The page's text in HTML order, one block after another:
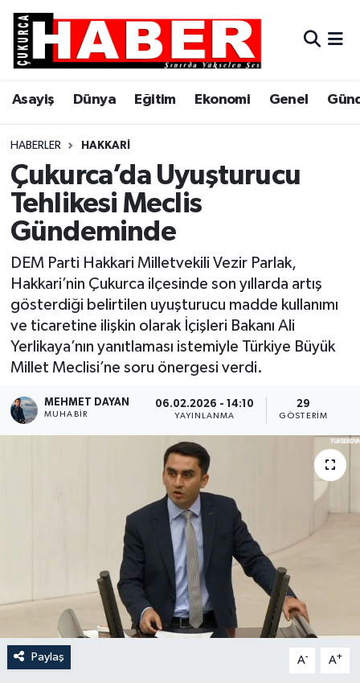
Asayiş Dünya Eğitim Ekonomi Genel
HABERLER HAKKARI
Çukurca’da Uyuşturucu
Tehlikesi Meclis
Gündeminde
DEM Parti Hakkari Milletvekili Vezir Parlak,
Hakkari’nin Çukurca ilçesinde son yıllarda artış
gösterdiği belirtilen uyuşturucu madde kullanımı
ve ticaretine ilişkin olarak İçişleri Bakanı Ali
Yerlikaya’nın yanıtlaması istemiyle Türkiye Büyük
Millet Meclisi’ne soru önergesi verdi.
MEHMET DAYAN
MUHABIR
06.02.2026 - 14:10
YAYINLANMA
29
GÖSTERIM
Paylaş A- A+
Asayiş
Dünya
Eğitim
Ekonomi
Genel
Gündem
Hakkari
Siyaset
Hava Durumu
Trafik Durumu
Süper Lig Puan Durumu ve Fikstür
Tüm Manşetler
Son Dakika Haberleri
Haber Arşivi